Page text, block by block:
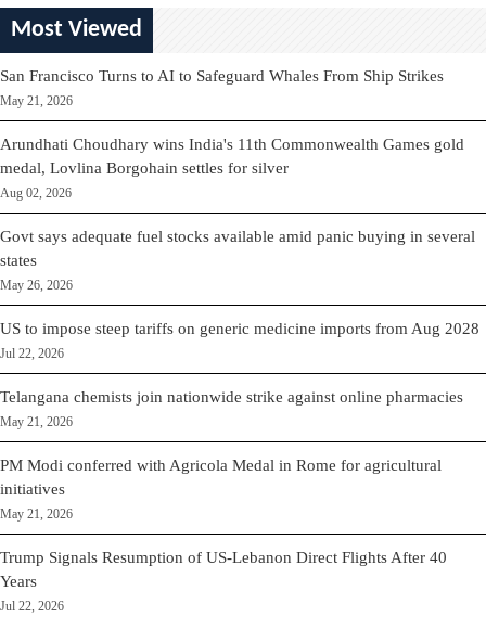
Most Viewed
San Francisco Turns to AI to Safeguard Whales From Ship Strikes
May 21, 2026
Arundhati Choudhary wins India's 11th Commonwealth Games gold
medal, Lovlina Borgohain settles for silver
Aug 02, 2026
Govt says adequate fuel stocks available amid panic buying in several
states
May 26, 2026
US to impose steep tariffs on generic medicine imports from Aug 2028
Jul 22, 2026
Telangana chemists join nationwide strike against online pharmacies
May 21, 2026
PM Modi conferred with Agricola Medal in Rome for agricultural
initiatives
May 21, 2026
Trump Signals Resumption of US-Lebanon Direct Flights After 40
Years
Jul 22, 2026